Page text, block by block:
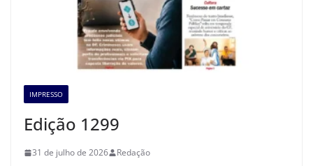
IMPRESSO
Edição 1299
31 de julho de 2026 Redação